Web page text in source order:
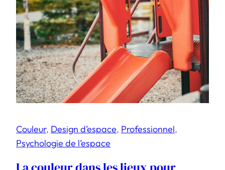
Couleur, Design d’espace, Professionnel
Psychologie de l’espace